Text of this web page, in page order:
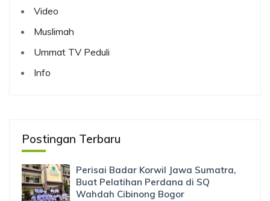
Video
Muslimah
Ummat TV Peduli
Info
Postingan Terbaru
Perisai Badar Korwil Jawa Sumatra,
Buat Pelatihan Perdana di SQ
Wahdah Cibinong Bogor